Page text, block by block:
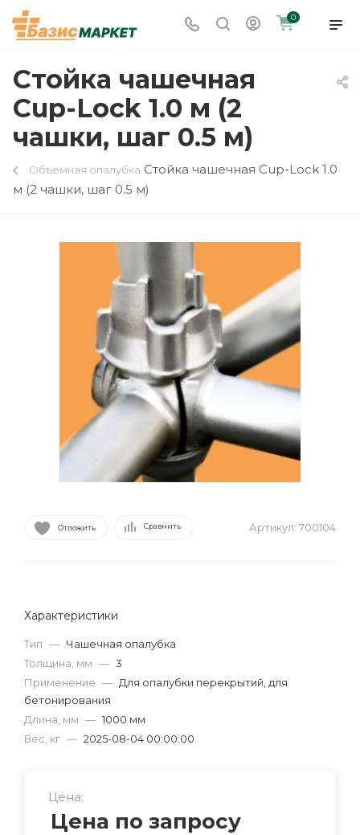
0
Стойка чашечная
Cup-Lock 1.0 м (2
чашки, шаг 0.5 м)
Объемная опалубка Стойка чашечная Cup-Lock 1.0
м (2 чашки, шаг 0.5 м)
Отложить Сравнить Артикул: 700104
Характеристики
Тип — Чашечная опалубка
Толщина, мм — 3
Применение — Для опалубки перекрытий, для
бетонирования
Длина, мм — 1000 мм
Вес, кг — 2025-08-04 00:00:00
Цена:
Цена по запросу